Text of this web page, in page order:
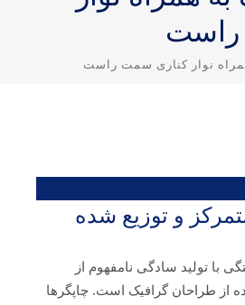
راست
همراه نوار کناری سمت راست
و توزیع شده
با تولید سادگی نامفهوم از
از طراحان گرافیک است. چاپگرها